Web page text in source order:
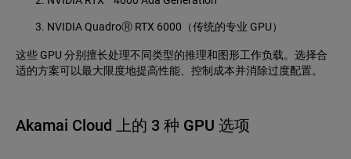
NVIDIA QuadroⓇ RTX 6000（传统的专业 GPU）
这些 GPU 分别擅长处理不同类型的推理和图形工作负载。选择合
适的方案可以最大限度地提高性能、控制成本并消除过度配置。
Akamai Cloud 上的 3 种 GPU 选项